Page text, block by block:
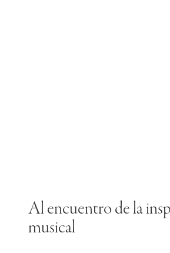
Al encuentro de la
musical